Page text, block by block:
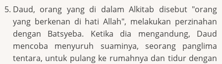
Daud, orang yang di dalam Alkitab disebut "orang
yang berkenan di hati Allah", melakukan perzinahan
dengan Batsyeba. Ketika dia mengandung, Daud
mencoba menyuruh suaminya, seorang panglima
tentara, untuk pulang ke rumahnya dan tidur dengan